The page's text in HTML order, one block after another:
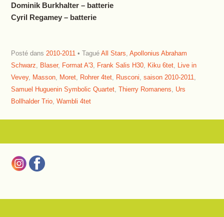
Dominik Burkhalter – batterie
Cyril Regamey – batterie
Posté dans 2010-2011 Tagué All Stars Apollonius Abraham
Schwarz
Blaser, Format A'3, Frank Salis H30, Kiku 6tet,
Live in
Vevey, Masson, Moret, Rohrer 4tet, Rusconi saison 2010-2011
Samuel Huguenin Symbolic Quartet, Thierry Romanens
Urs
Bollhalder Trio, Wambli 4tet